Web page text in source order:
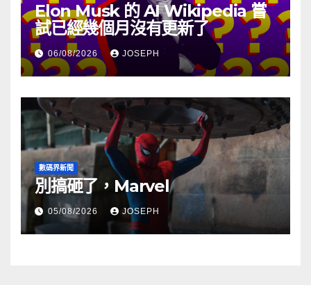
Elon Musk 的 AI Wikipedia 嘗
試已經幾個月沒有更新了
06/08/2026 JOSEPH
數碼界新聞
別搞砸了，Marvel
05/08/2026 JOSEPH